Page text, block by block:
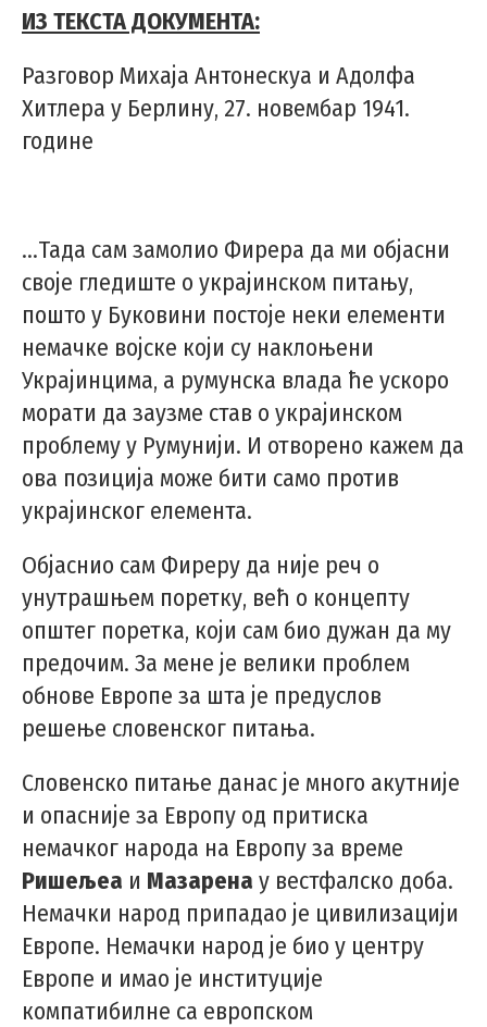
ИЗ ТЕКСТА ДОКУМЕНТА:
Разговор Михаја Антонескуа и Адолфа
Хитлера у Берлину, 27. новембар 1941.
године
…Тада сам замолио Фирера да ми објасни
своје гледиште о украјинском питању,
пошто у Буковини постоје неки елементи
немачке војске који су наклоњени
Украјинцима, а румунска влада ће ускоро
морати да заузме став о украјинском
проблему у Румунији. И отворено кажем да
ова позиција може бити само против
украјинског елемента.
Објаснио сам Фиреру да није реч о
унутрашњем поретку, већ о концепту
општег поретка, који сам био дужан да му
предочим. За мене је велики проблем
обнове Европе за шта је предуслов
решење словенског питања.
Словенско питање данас је много акутније
и опасније за Европу од притиска
немачког народа на Европу за време
Ришељеа и Мазарена у вестфалско доба.
Немачки народ припадао је цивилизацији
Европе. Немачки народ је био у центру
Европе и имао је институције
компатибилне са европском